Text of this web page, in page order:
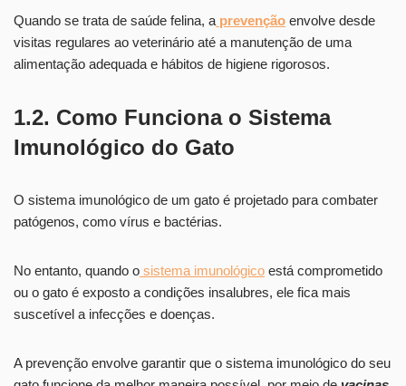
Quando se trata de saúde felina, a prevenção envolve desde
visitas regulares ao veterinário até a manutenção de uma
alimentação adequada e hábitos de higiene rigorosos.
1.2. Como Funciona o Sistema
Imunológico do Gato
O sistema imunológico de um gato é projetado para combater
patógenos, como vírus e bactérias.
No entanto, quando o sistema imunológico está comprometido
ou o gato é exposto a condições insalubres, ele fica mais
suscetível a infecções e doenças.
A prevenção envolve garantir que o sistema imunológico do seu